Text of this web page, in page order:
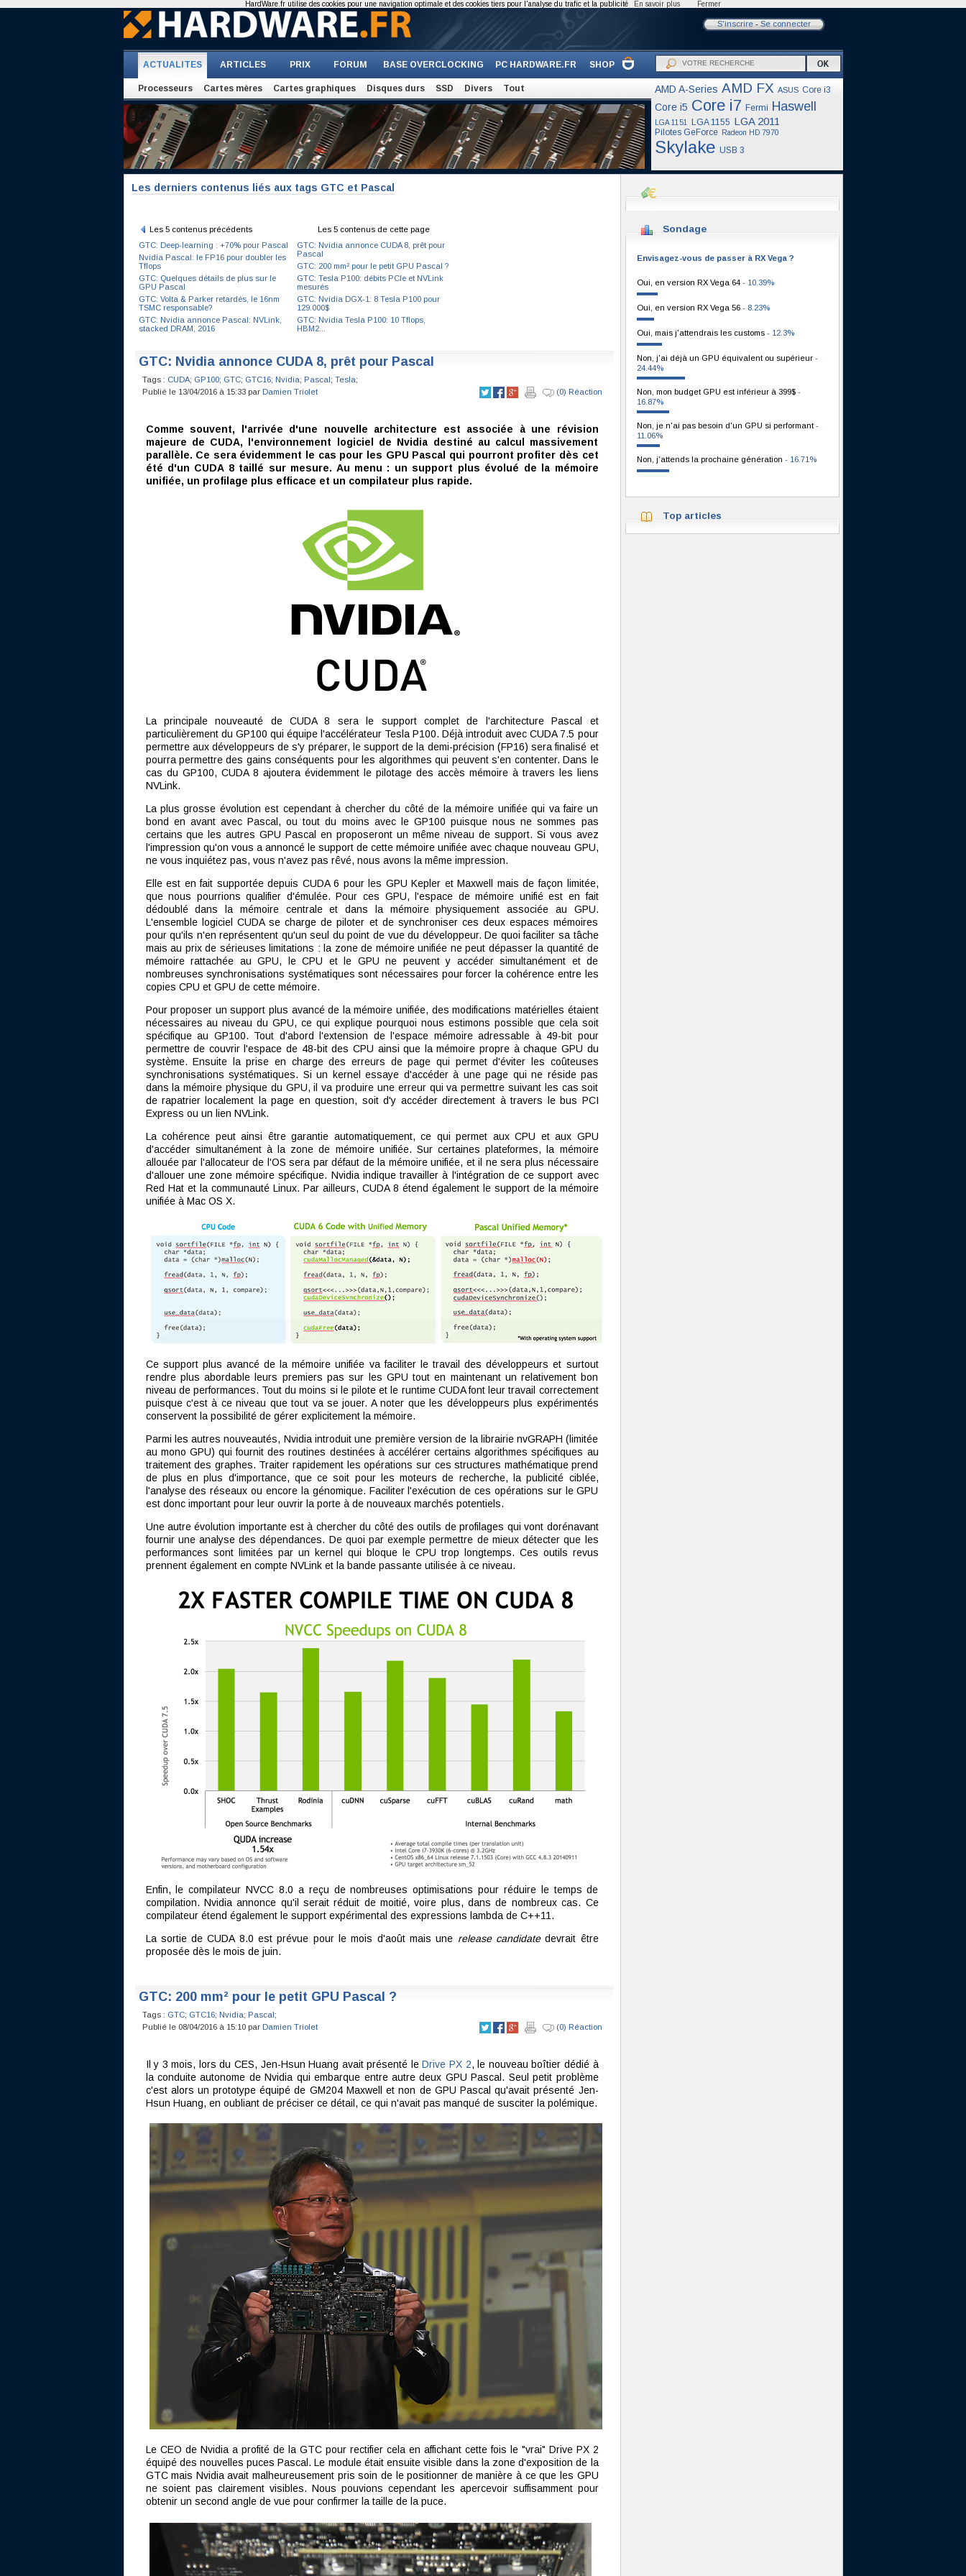
S'inscrire- Se connecter
ACTUALITES ARTICLES PRIX FORUM BASE OVERCLOCKING PC HARDWARE.FR SHOP
Processeurs Cartes mères Cartes graphiques Disques durs SSD Divers Tout AMD A-Series AMD FX ASUS Core i3
Core i5 Core i7 Fermi Haswell
LGA 1151 LGA 1155 LGA 2011
Pilotes GeForce Radeon HD 7970
Skylake USB 3
Les derniers contenus liés aux tags GTC et Pascal
Les 5 contenus précédents
GTC: Deep-learning : +70% pour Pascal
Nvidia Pascal: le FP16 pour doubler les
Tflops
GTC: Quelques détails de plus sur le
GPU Pascal
GTC: Volta & Parker retardés, le 16nm
TSMC responsable?
GTC: Nvidia annonce Pascal: NVLink,
stacked DRAM, 2016
Les 5 contenus de cette page
GTC: Nvidia annonce CUDA 8, prêt pour
Pascal
GTC: 200 mm² pour le petit GPU Pascal ?
GTC: Tesla P100: débits PCIe et NVLink
mesurés
GTC: Nvidia DGX-1: 8 Tesla P100 pour
129.000$
GTC: Nvidia Tesla P100: 10 Tflops,
HBM2...
GTC: Nvidia annonce CUDA 8, prêt pour Pascal
Tags : CUDA; GP100; GTC; GTC16; Nvidia; Pascal; Tesla;
Publié le 13/04/2016 à 15:33 par Damien Triolet (0) Réaction
Comme souvent, l'arrivée d'une nouvelle architecture est associée à une révision
majeure de CUDA, l'environnement logiciel de Nvidia destiné au calcul massivement
parallèle. Ce sera évidemment le cas pour les GPU Pascal qui pourront profiter dès cet
été d'un CUDA 8 taillé sur mesure. Au menu : un support plus évolué de la mémoire
unifiée, un profilage plus efficace et un compilateur plus rapide.
La principale nouveauté de CUDA 8 sera le support complet de l'architecture Pascal et
particulièrement du GP100 qui équipe l'accélérateur Tesla P100. Déjà introduit avec CUDA 7.5 pour
permettre aux développeurs de s'y préparer, le support de la demi-précision (FP16) sera finalisé et
pourra permettre des gains conséquents pour les algorithmes qui peuvent s'en contenter. Dans le
cas du GP100, CUDA 8 ajoutera évidemment le pilotage des accès mémoire à travers les liens
NVLink.
La plus grosse évolution est cependant à chercher du côté de la mémoire unifiée qui va faire un
bond en avant avec Pascal, ou tout du moins avec le GP100 puisque nous ne sommes pas
certains que les autres GPU Pascal en proposeront un même niveau de support. Si vous avez
l'impression qu'on vous a annoncé le support de cette mémoire unifiée avec chaque nouveau GPU,
ne vous inquiétez pas, vous n'avez pas rêvé, nous avons la même impression.
Elle est en fait supportée depuis CUDA 6 pour les GPU Kepler et Maxwell mais de façon limitée,
que nous pourrions qualifier d'émulée. Pour ces GPU, l'espace de mémoire unifié est en fait
dédoublé dans la mémoire centrale et dans la mémoire physiquement associée au GPU.
L'ensemble logiciel CUDA se charge de piloter et de synchroniser ces deux espaces mémoires
pour qu'ils n'en représentent qu'un seul du point de vue du développeur. De quoi faciliter sa tâche
mais au prix de sérieuses limitations : la zone de mémoire unifiée ne peut dépasser la quantité de
mémoire rattachée au GPU, le CPU et le GPU ne peuvent y accéder simultanément et de
nombreuses synchronisations systématiques sont nécessaires pour forcer la cohérence entre les
copies CPU et GPU de cette mémoire.
Pour proposer un support plus avancé de la mémoire unifiée, des modifications matérielles étaient
nécessaires au niveau du GPU, ce qui explique pourquoi nous estimons possible que cela soit
spécifique au GP100. Tout d'abord l'extension de l'espace mémoire adressable à 49-bit pour
permettre de couvrir l'espace de 48-bit des CPU ainsi que la mémoire propre à chaque GPU du
système. Ensuite la prise en charge des erreurs de page qui permet d'éviter les coûteuses
synchronisations systématiques. Si un kernel essaye d'accéder à une page qui ne réside pas
dans la mémoire physique du GPU, il va produire une erreur qui va permettre suivant les cas soit
de rapatrier localement la page en question, soit d'y accéder directement à travers le bus PCI
Express ou un lien NVLink.
La cohérence peut ainsi être garantie automatiquement, ce qui permet aux CPU et aux GPU
d'accéder simultanément à la zone de mémoire unifiée. Sur certaines plateformes, la mémoire
allouée par l'allocateur de l'OS sera par défaut de la mémoire unifiée, et il ne sera plus nécessaire
d'allouer une zone mémoire spécifique. Nvidia indique travailler à l'intégration de ce support avec
Red Hat et la communauté Linux. Par ailleurs, CUDA 8 étend également le support de la mémoire
unifiée à Mac OS X.
Ce support plus avancé de la mémoire unifiée va faciliter le travail des développeurs et surtout
rendre plus abordable leurs premiers pas sur les GPU tout en maintenant un relativement bon
niveau de performances. Tout du moins si le pilote et le runtime CUDA font leur travail correctement
puisque c'est à ce niveau que tout va se jouer. A noter que les développeurs plus expérimentés
conservent la possibilité de gérer explicitement la mémoire.
Parmi les autres nouveautés, Nvidia introduit une première version de la librairie nvGRAPH (limitée
au mono GPU) qui fournit des routines destinées à accélérer certains algorithmes spécifiques au
traitement des graphes. Traiter rapidement les opérations sur ces structures mathématique prend
de plus en plus d'importance, que ce soit pour les moteurs de recherche, la publicité ciblée,
l'analyse des réseaux ou encore la génomique. Faciliter l'exécution de ces opérations sur le GPU
est donc important pour leur ouvrir la porte à de nouveaux marchés potentiels.
Une autre évolution importante est à chercher du côté des outils de profilages qui vont dorénavant
fournir une analyse des dépendances. De quoi par exemple permettre de mieux détecter que les
performances sont limitées par un kernel qui bloque le CPU trop longtemps. Ces outils revus
prennent également en compte NVLink et la bande passante utilisée à ce niveau.
Enfin, le compilateur NVCC 8.0 a reçu de nombreuses optimisations pour réduire le temps de
compilation. Nvidia annonce qu'il serait réduit de moitié, voire plus, dans de nombreux cas. Ce
compilateur étend également le support expérimental des expressions lambda de C++11.
La sortie de CUDA 8.0 est prévue pour le mois d'août mais une release candidatedevrait être
proposée dès le mois de juin.
GTC: 200 mm² pour le petit GPU Pascal ?
Tags : GTC; GTC16; Nvidia; Pascal;
Publié le 08/04/2016 à 15:10 par Damien Triolet (0) Réaction
Il y 3 mois, lors du CES, Jen-Hsun Huang avait présenté leDrive PX 2, le nouveau boîtier dédié à
la conduite autonome de Nvidia qui embarque entre autre deux GPU Pascal. Seul petit problème
c'est alors un prototype équipé de GM204 Maxwell et non de GPU Pascal qu'avait présenté Jen-
Hsun Huang, en oubliant de préciser ce détail, ce qui n'avait pas manqué de susciter la polémique.
Le CEO de Nvidia a profité de la GTC pour rectifier cela en affichant cette fois le "vrai" Drive PX 2
équipé des nouvelles puces Pascal. Le module était ensuite visible dans la zone d'exposition de la
GTC mais Nvidia avait malheureusement pris soin de le positionner de manière à ce que les GPU
ne soient pas clairement visibles. Nous pouvions cependant les apercevoir suffisamment pour
obtenir un second angle de vue pour confirmer la taille de la puce.
Sondage
Envisagez-vous de passer à RX Vega ?
Oui, en version RX Vega 64 - 10.39%
Oui, en version RX Vega 56 - 8.23%
Oui, mais j'attendrais les customs - 12.3%
Non, j'ai déjà un GPU équivalent ou supérieur -
24.44%
Non, mon budget GPU est inférieur à 399$ -
16.87%
Non, je n'ai pas besoin d'un GPU si performant -
11.06%
Non, j'attends la prochaine génération - 16.71%
Top articles
HardWare.fr utilise des cookies pour une navigation optimale et des cookies tiers pour l'analyse du trafic et la publicité En savoir plus Fermer